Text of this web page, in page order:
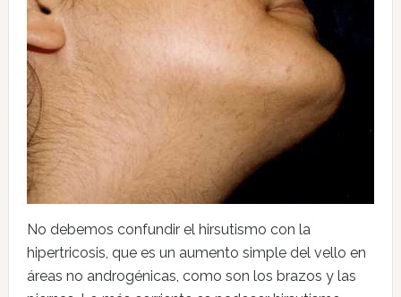
No debemos confundir el hirsutismo con la
hipertricosis, que es un aumento simple del vello en
áreas no androgénicas, como son los brazos y las